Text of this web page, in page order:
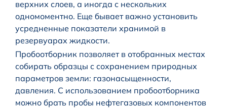
верхних слоев, а иногда с нескольких
одномоментно. Еще бывает важно установить
усредненные показатели хранимой в
резервуарах жидкости.
Пробоотборник позволяет в отобранных местах
собирать образцы с сохранением природных
параметров земли: газонасыщенности,
давления. С использованием пробоотборника
можно брать пробы нефтегазовых компонентов